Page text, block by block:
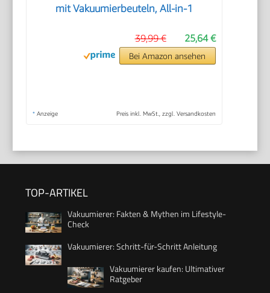
mit Vakuumierbeuteln, All-in-1
25,64 €
39,99 €
Bei Amazon ansehen
* Anzeige Preis inkl. MwSt., zzgl. Versandkosten
TOP-ARTIKEL
Vakuumierer: Fakten & Mythen im Lifestyle-
Check
Vakuumierer: Schritt-für-Schritt Anleitung
Vakuumierer kaufen: Ultimativer
Ratgeber